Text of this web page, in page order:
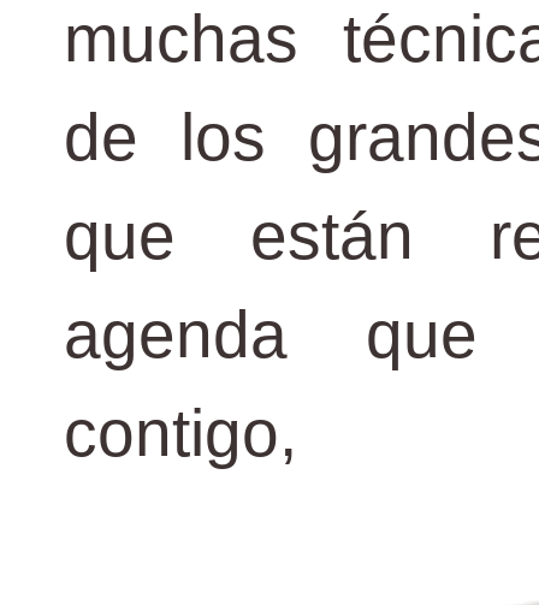
muchas
de los
que están
agenda
contigo,